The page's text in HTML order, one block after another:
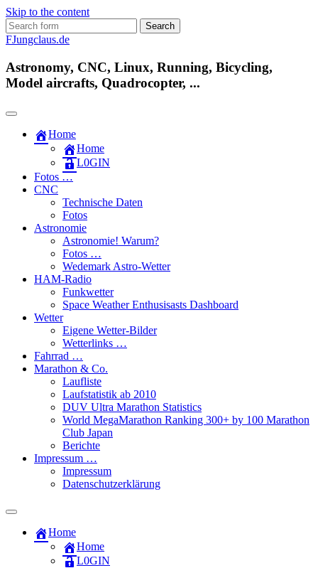
Skip to the content
Search
for:
FJungclaus.de
Astronomy, CNC, Linux, Running, Bicycling,
Model aircrafts, Quadrocopter, ...
Home
Home
L​0​​GIN
Fotos …
CNC
Technische Daten
Fotos
Astronomie
Astronomie! Warum?
Fotos …
Wedemark Astro-Wetter
HAM-Radio
Funkwetter
Space Weather Enthusisasts Dashboard
Wetter
Eigene Wetter-Bilder
Wetterlinks …
Fahrrad …
Marathon & Co.
Laufliste
Laufstatistik ab 2010
DUV Ultra Marathon Statistics
World MegaMarathon Ranking 300+ by 100 Marathon
Club Japan
Berichte
Impressum …
Impressum
Datenschutzerklärung
Toggle
field
Home
Home
L​0​​GIN